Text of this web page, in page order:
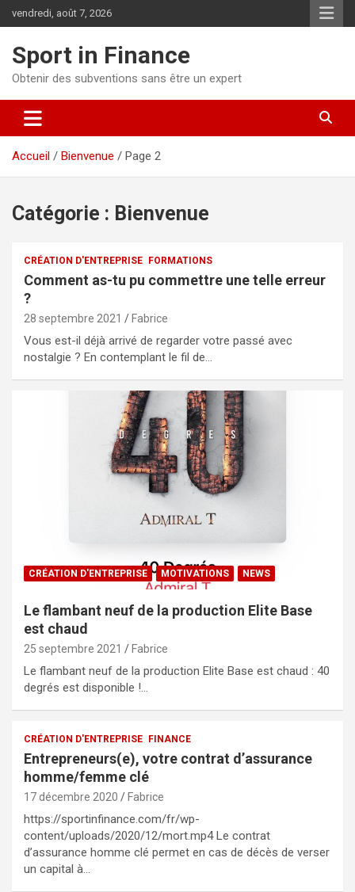
vendredi, août 7, 2026
Sport in Finance
Obtenir des subventions sans être un expert
Accueil Bienvenue Page 2
Catégorie : Bienvenue
CRÉATION D'ENTREPRISE FORMATIONS
Comment as-tu pu commettre une telle erreur
?
28 septembre 2021 Fabrice
Vous est-il déjà arrivé de regarder votre passé avec
nostalgie ? En contemplant le fil de…
CRÉATION D'ENTREPRISE MOTIVATIONS NEWS
Le flambant neuf de la production Elite Base
est chaud
25 septembre 2021 Fabrice
Le flambant neuf de la production Elite Base est chaud : 40
degrés est disponible !…
CRÉATION D'ENTREPRISE FINANCE
Entrepreneurs(e), votre contrat d’assurance
homme/femme clé
17 décembre 2020 Fabrice
https://sportinfinance.com/fr/wp-
content/uploads/2020/12/mort.mp4 Le contrat
d’assurance homme clé permet en cas de décès de verser
un capital à…